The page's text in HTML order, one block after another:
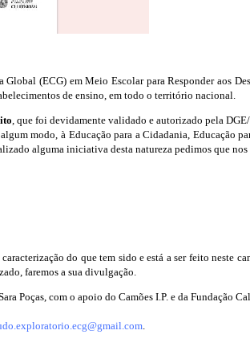
(ECG) em Meio Escolar para Responder aos
de ensino, em todo o território nacional.
, que foi devidamente validado e autorizado pela
modo, à Educação para a Cidadania, Educação
alguma iniciativa desta natureza pedimos que
do que tem sido e está a ser feito neste
faremos a sua divulgação.
Poças, com o apoio do Camões I.P. e da Fundação
com.